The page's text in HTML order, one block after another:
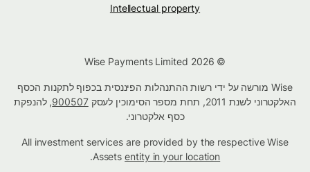
Intellectual property
Wise מורשה על ידי רשות ההתנהלות הפיננסית בכפוף לתקנות הכסף
האלקטרוני לשנת 2011, תחת מספר הסימוכין לעסק
900507, להנפקת
כסף אלקטרוני.
All investment services are provided by the respective Wise
Assetsentity in your location
.